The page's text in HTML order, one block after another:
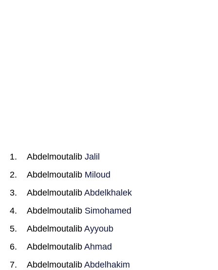
Abdelmoutalib Jalil
Abdelmoutalib Miloud
Abdelmoutalib Abdelkhalek
Abdelmoutalib Simohamed
Abdelmoutalib Ayyoub
Abdelmoutalib Ahmad
Abdelmoutalib Abdelhakim